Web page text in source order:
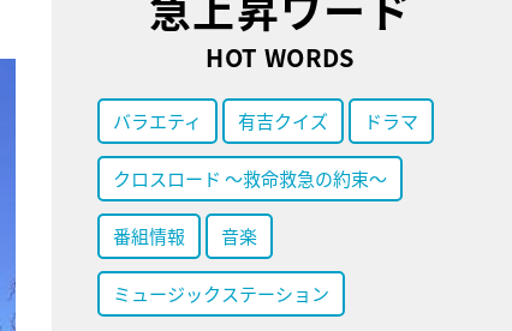
HOT WORDS
バラエティ 有吉クイズ ドラマ
クロスロード ～救命救急の約束～
番組情報 音楽
ミュージックステーション